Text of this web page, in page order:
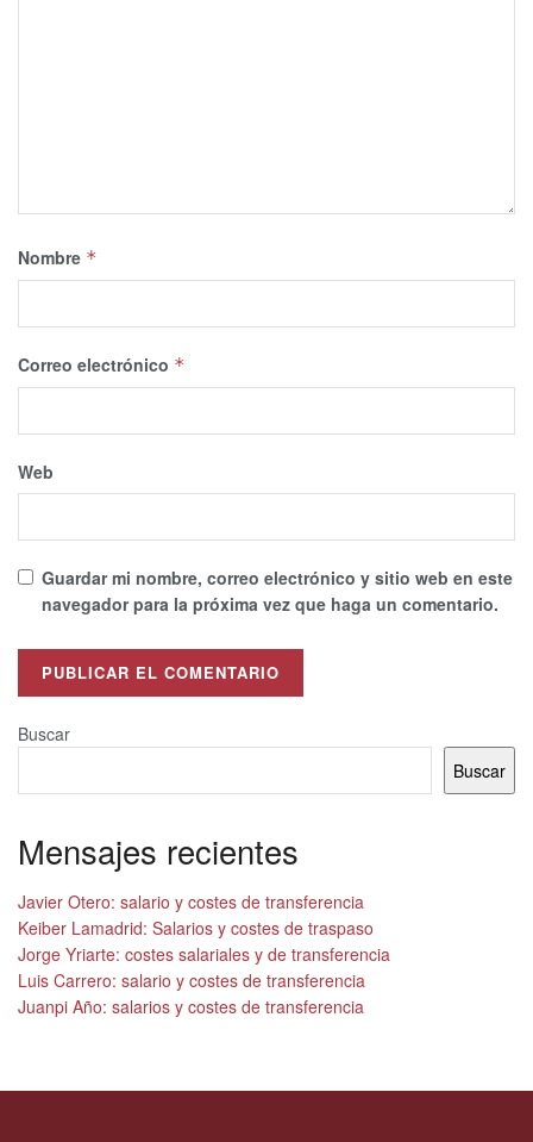
Nombre *
Correo electrónico *
Web
Guardar mi nombre, correo electrónico y sitio web en este
navegador para la próxima vez que haga un comentario.
Alternative:
Buscar
Buscar
Mensajes recientes
Javier Otero: salario y costes de transferencia
Keiber Lamadrid: Salarios y costes de traspaso
Jorge Yriarte: costes salariales y de transferencia
Luis Carrero: salario y costes de transferencia
Juanpi Año: salarios y costes de transferencia